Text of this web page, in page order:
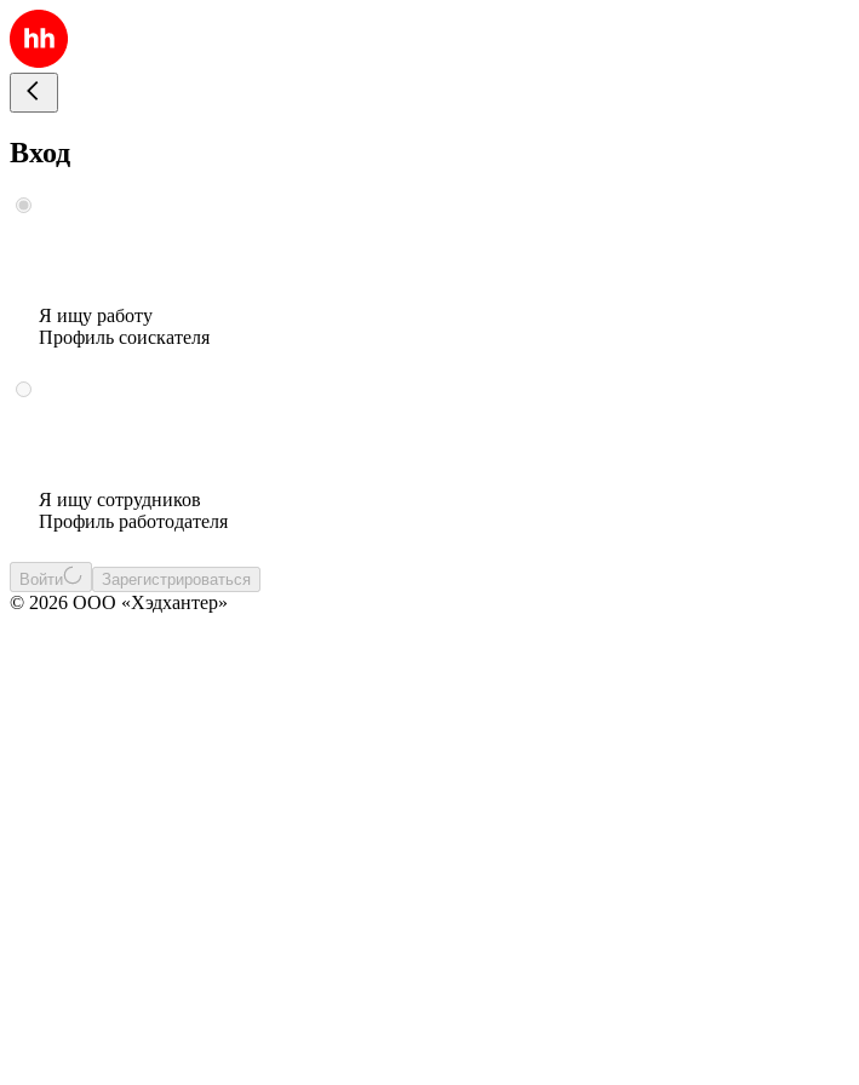
Вход
Я ищу работу
Профиль соискателя
Я ищу сотрудников
Профиль работодателя
Войти Зарегистрироваться
© 2026 ООО «Хэдхантер»